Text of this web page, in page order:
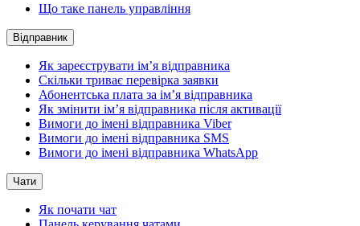
Що таке панель управління
Відправник
Як зареєструвати ім’я відправника
Скільки триває перевірка заявки
Абонентська плата за ім’я відправника
Як змінити ім’я відправника після активації
Вимоги до імені відправника Viber
Вимоги до імені відправника SMS
Вимоги до імені відправника WhatsApp
Чати
Як почати чат